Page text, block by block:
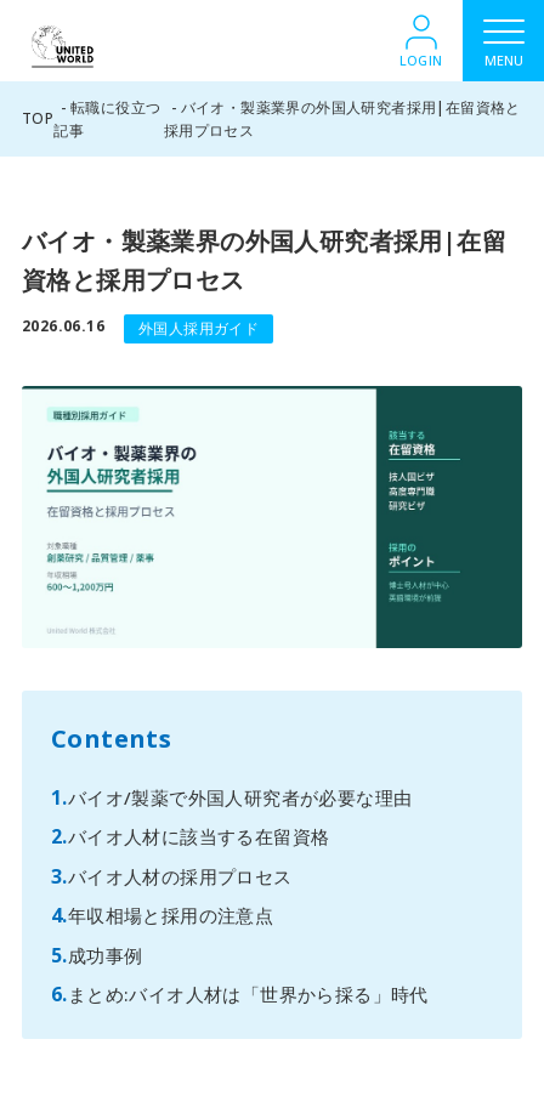
LOGIN MENU
TOP
転職に役立つ
記事
バイオ・製薬業界の外国人研究者採用|在留資格と
採用プロセス
バイオ・製薬業界の外国人研究者採用|在留
資格と採用プロセス
2026.06.16 外国人採用ガイド
Contents
バイオ/製薬で外国人研究者が必要な理由
バイオ人材に該当する在留資格
バイオ人材の採用プロセス
年収相場と採用の注意点
成功事例
まとめ:バイオ人材は「世界から採る」時代